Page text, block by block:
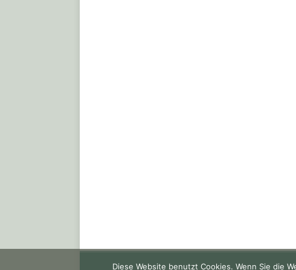
Diese Website benutzt Cookies. Wenn Sie die